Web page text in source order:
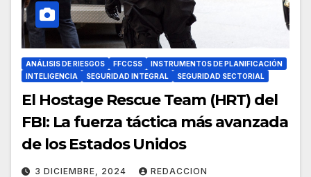
ANÁLISIS DE RIESGOS FFCCSS
INSTRUMENTOS DE PLANIFICACIÓN
INTELIGENCIA
SEGURIDAD INTEGRAL SEGURIDAD SECTORIAL
El Hostage Rescue Team (HRT) del
FBI: La fuerza táctica más avanzada
de los Estados Unidos
3 DICIEMBRE, 2024 REDACCION